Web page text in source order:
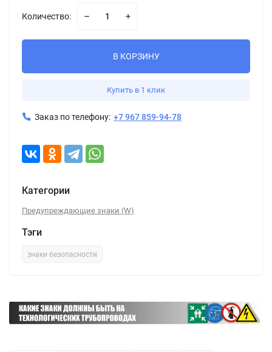
Количество:
В КОРЗИНУ
Купить в 1 клик
Заказ по телефону: +7 967 859-94-78
Категории
Предупреждающие знаки (W)
Тэги
знаки безопасности